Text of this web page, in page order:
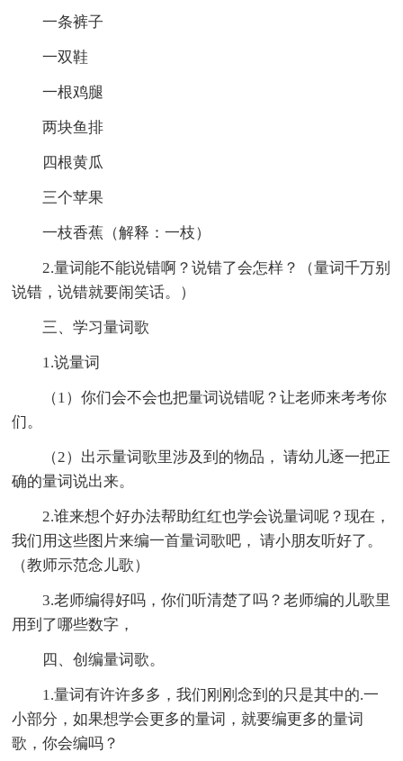
一条裤子
一双鞋
一根鸡腿
两块鱼排
四根黄瓜
三个苹果
一枝香蕉（解释：一枝）
2.量词能不能说错啊？说错了会怎样？（量词千万别
说错，说错就要闹笑话。）
三、学习量词歌
1.说量词
（1）你们会不会也把量词说错呢？让老师来考考你
们。
（2）出示量词歌里涉及到的物品， 请幼儿逐一把正
确的量词说出来。
2.谁来想个好办法帮助红红也学会说量词呢？现在，
我们用这些图片来编一首量词歌吧， 请小朋友听好了。
（教师示范念儿歌）
3.老师编得好吗，你们听清楚了吗？老师编的儿歌里
用到了哪些数字，
四、创编量词歌。
1.量词有许许多多，我们刚刚念到的只是其中的.一
小部分，如果想学会更多的量词，就要编更多的量词
歌，你会编吗？